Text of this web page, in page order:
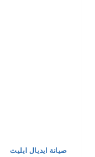
صيانة ايديال ايليت